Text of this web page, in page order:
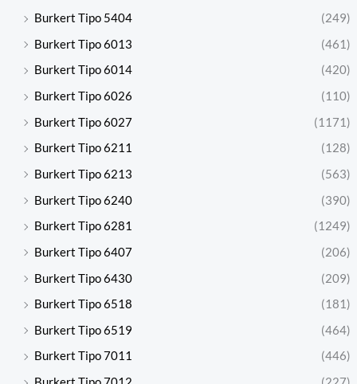
Burkert Tipo 5404
(249)
Burkert Tipo 6013
(461)
Burkert Tipo 6014
(420)
Burkert Tipo 6026
(110)
Burkert Tipo 6027
(1171)
Burkert Tipo 6211
(128)
Burkert Tipo 6213
(563)
Burkert Tipo 6240
(390)
Burkert Tipo 6281
(1249)
Burkert Tipo 6407
(206)
Burkert Tipo 6430
(209)
Burkert Tipo 6518
(181)
Burkert Tipo 6519
(464)
Burkert Tipo 7011
(446)